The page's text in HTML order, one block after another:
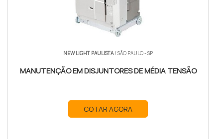
NEW LIGHT PAULISTA/ SÃO PAULO - SP
MANUTENÇÃO EM DISJUNTORES DE MÉDIA TENSÃO
COTAR AGORA